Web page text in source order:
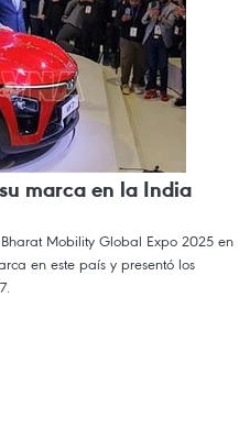
marca en la India
Mobility Global Expo 2025 en
en este país y presentó los